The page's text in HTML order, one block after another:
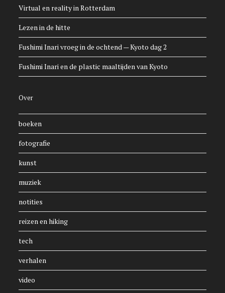
Virtual en reality in Rotterdam
Lezen in de hitte
Fushimi Inari vroeg in de ochtend — Kyoto dag 2
Fushimi Inari en de plastic maaltijden van Kyoto
Over
boeken
fotografie
kunst
muziek
notities
reizen en hiking
tech
verhalen
video